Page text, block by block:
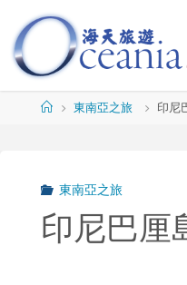
content
Home東南亞之旅 印尼
東南亞之旅
印尼巴厘